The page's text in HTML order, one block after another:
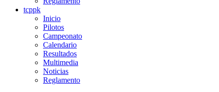
tcppk
Inicio
Pilotos
Campeonato
Calendario
Resultados
Multimedia
Noticias
Reglamento